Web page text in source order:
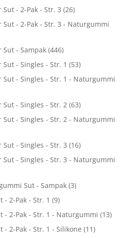
Sut - 2-Pak - Str. 3 (26)
Sut - 2-Pak - Str. 3 - Naturgummi
Sut - Sampak (446)
Sut - Singles - Str. 1 (53)
Sut - Singles - Str. 1 - Naturgummi
Sut - Singles - Str. 2 (63)
Sut - Singles - Str. 2 - Naturgummi
Sut - Singles - Str. 3 (16)
Sut - Singles - Str. 3 - Naturgummi
Sut - Sampak (3)
- 2-Pak - Str. 1 (9)
- 2-Pak - Str. 1 - Naturgummi (13)
- 2-Pak - Str. 1 - Silikone (11)